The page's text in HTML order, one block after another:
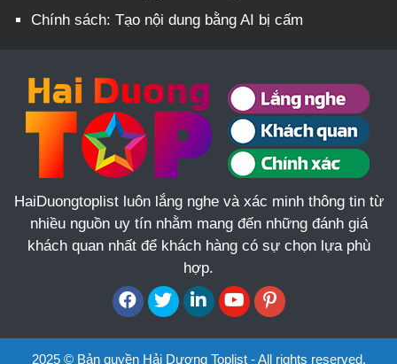
Chính sách: Tạo nội dung bằng AI bị cấm
HaiDuongtoplist luôn lắng nghe và xác minh thông tin từ
nhiều nguồn uy tín nhằm mang đến những đánh giá
khách quan nhất để khách hàng có sự chọn lựa phù
hợp.
2025 © Bản quyền Hải Dương Toplist - All rights reserved.